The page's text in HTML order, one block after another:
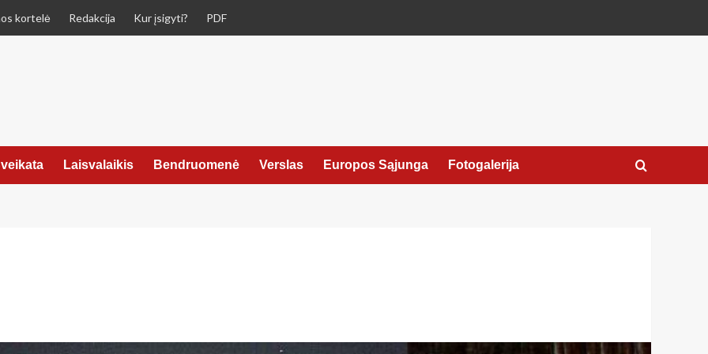
kortelė Redakcija Kur įsigyti? PDF
Laisvalaikis Bendruomenė Verslas Europos Sąjunga Fotogalerija